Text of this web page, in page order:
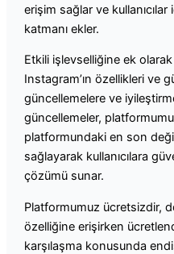
erişim sağlar ve
katmanı ekler.
Etkili işlevselliğine ek
Instagram’ın özellikleri ve
güncellemelere ve
güncellemeler,
platformundaki en son
sağlayarak kullanıcılara
çözümü sunar.
Platformumuz ücretsizdir,
özelliğine erişirken
karşılaşma konusunda